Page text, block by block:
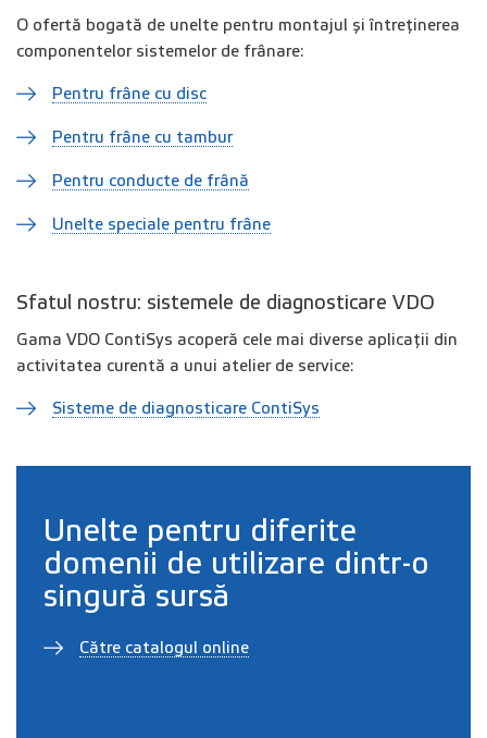
O ofertă bogată de unelte pentru montajul și întreținerea
componentelor sistemelor de frânare:
Pentru frâne cu disc
Pentru frâne cu tambur
Pentru conducte de frână
Unelte speciale pentru frâne
Sfatul nostru: sistemele de diagnosticare VDO
Gama VDO ContiSys acoperă cele mai diverse aplicații din
activitatea curentă a unui atelier de service:
Sisteme de diagnosticare ContiSys
Unelte pentru diferite
domenii de utilizare dintr-o
singură sursă
Către catalogul online